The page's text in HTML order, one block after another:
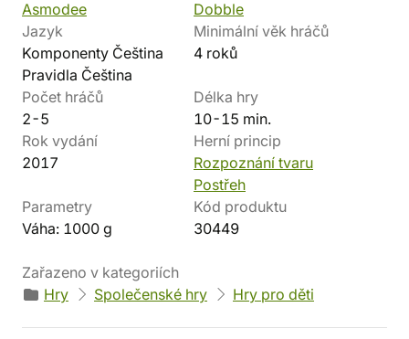
Asmodee
Dobble
Jazyk
Komponenty Čeština
Pravidla Čeština
Minimální věk hráčů
4 roků
Počet hráčů
2-5
Délka hry
10-15 min.
Rok vydání
2017
Herní princip
Rozpoznání tvaru
Postřeh
Parametry
Váha: 1000 g
Kód produktu
30449
Zařazeno v kategoriích
Hry
Společenské hry Hry pro děti